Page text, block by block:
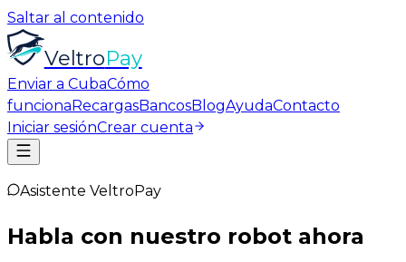
Saltar al contenido
VeltroPay
Enviar a CubaCómo
funcionaRecargasBancosBlogAyudaContacto
Iniciar sesiónCrear cuenta
Asistente VeltroPay
Habla con nuestro robot ahora